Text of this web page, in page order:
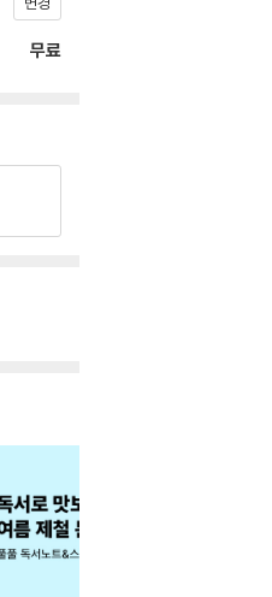
무료